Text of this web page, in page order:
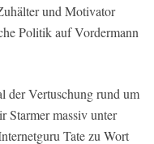
und Motivator
Politik auf Vordermann
der Vertuschung rund um
Starmer massiv unter
Tate zu Wort